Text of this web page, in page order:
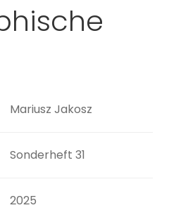
Mariusz Jakosz
Sonderheft 31
2025